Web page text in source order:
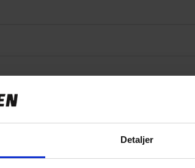
Detaljer
Specifikationer